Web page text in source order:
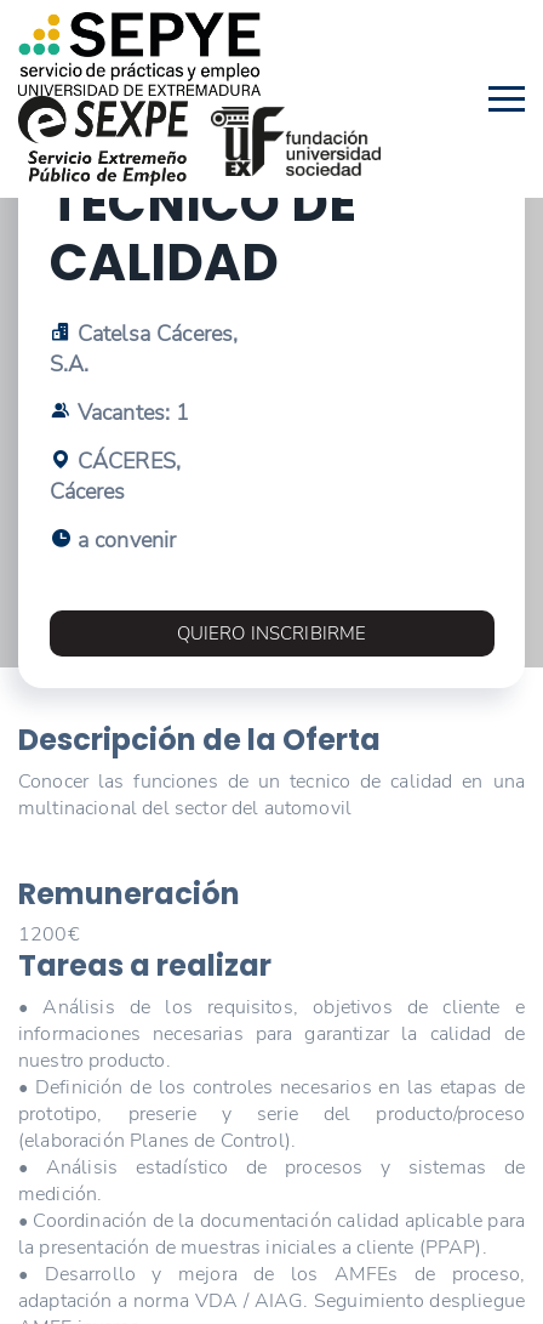
15/09/2025 - OFERTA DE ESTANCIAS EN
EMPRESAS
TECNICO DE
CALIDAD
Catelsa Cáceres,
S.A.
Vacantes: 1
CÁCERES,
Cáceres
a convenir
QUIERO INSCRIBIRME
Descripción de la Oferta
Conocer las funciones de un tecnico de calidad en una
multinacional del sector del automovil
Remuneración
1200€
Tareas a realizar
• Análisis de los requisitos, objetivos de cliente e
informaciones necesarias para garantizar la calidad de
nuestro producto.
• Definición de los controles necesarios en las etapas de
prototipo, preserie y serie del producto/proceso
(elaboración Planes de Control).
• Análisis estadístico de procesos y sistemas de
medición.
• Coordinación de la documentación calidad aplicable para
la presentación de muestras iniciales a cliente (PPAP).
• Desarrollo y mejora de los AMFEs de proceso,
adaptación a norma VDA / AIAG. Seguimiento despliegue